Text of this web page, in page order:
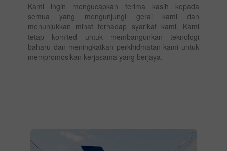
Kami ingin mengucapkan terima kasih kepada
semua yang mengunjungi gerai kami dan
menunjukkan minat terhadap syarikat kami. Kami
tetap komited untuk membangunkan teknologi
baharu dan meningkatkan perkhidmatan kami untuk
mempromosikan kerjasama yang berjaya.